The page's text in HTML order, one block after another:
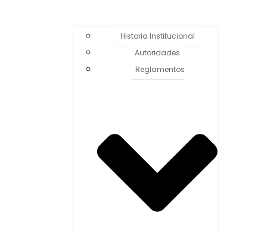
Historia Institucional
Autoridades
Reglamentos